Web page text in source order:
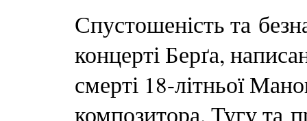
Спустошеність та
концерті Берґа,
смерті 18-літньої
композитора. Тугу та